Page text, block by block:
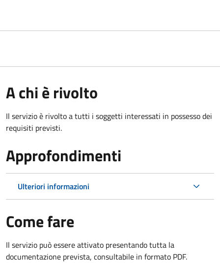
A chi è rivolto
Il servizio è rivolto a tutti i soggetti interessati in possesso dei
requisiti previsti.
Approfondimenti
Ulteriori informazioni
Come fare
Il servizio può essere attivato presentando tutta la
documentazione prevista, consultabile in formato PDF.